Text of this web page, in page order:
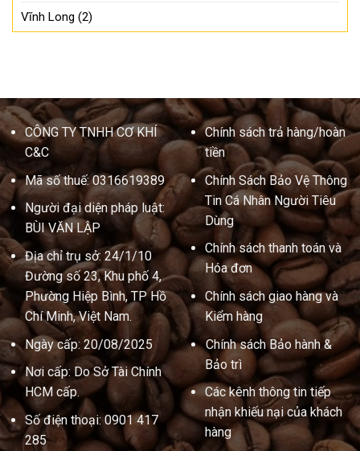
Vĩnh Long (2)
CÔNG TY TNHH CƠ KHÍ
C&C
Mã số thuế: 0316619389
Người đại diện pháp luật:
BÙI VĂN LẬP
Địa chỉ trụ sở: 24/1/10
Đường số 23, Khu phố 4,
Phường Hiệp Bình, TP Hồ
Chí Minh, Việt Nam.
Ngày cấp: 20/08/2025
Nơi cấp: Do Sở Tài Chính
HCM cấp.
Số điện thoại: 0901 417
285
Chính sách trả hàng/hoàn
tiền
Chính Sách Bảo Vệ Thông
Tin Cá Nhân Người Tiêu
Dùng
Chính sách thanh toán và
Hóa đơn
Chính sách giao hàng và
Kiểm hàng
Chính sách Bảo hành &
Bảo trì
Các kênh thông tin tiếp
nhận khiếu nại của khách
hàng